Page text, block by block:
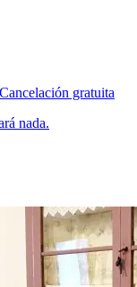
Cancelación gratuita
nada.